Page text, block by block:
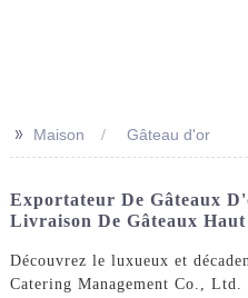
>> Maison Gâteau d'or
Exportateur De Gâteaux
Livraison De Gâteaux Haut
Découvrez le luxueux et
Catering Management Co., Ltd.